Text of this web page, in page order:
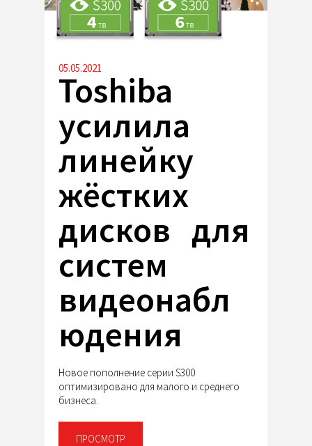
05.05.2021
Toshiba
усилила
линейку
жёстких
дисков для
систем
видеонабл
юдения
Новое пополнение серии S300
оптимизировано для малого и среднего
бизнеса.
ПРОСМОТР